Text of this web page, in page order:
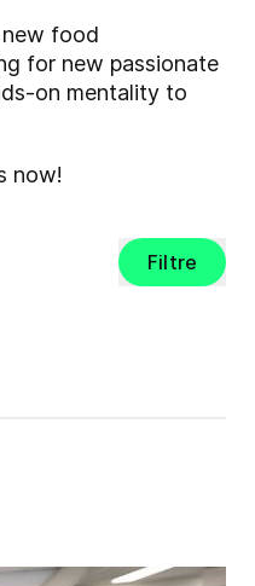
food
for new passionate
on mentality to
now!
Filtre